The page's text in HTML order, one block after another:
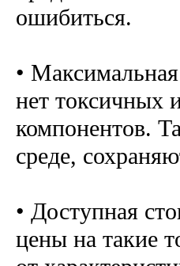
ошибиться.
•
нет токсичных
компонентов.
среде,
• Доступная
цены на такие